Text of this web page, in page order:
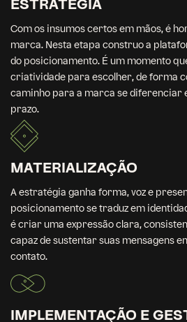
ESTRATÉGIA
Com os insumos certos em mãos, é
marca. Nesta etapa construo a
do posicionamento. É um momento
criatividade para escolher, de forma
caminho para a marca se diferenciar
prazo.
MATERIALIZAÇÃO
A estratégia ganha forma, voz e
posicionamento se traduz em
é criar uma expressão clara,
capaz de sustentar suas mensagens
contato.
IMPLEMENTAÇÃO E